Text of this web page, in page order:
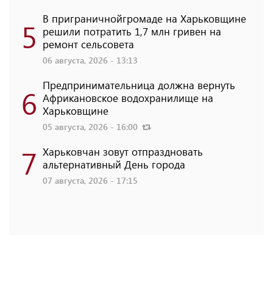
5 В приграничнойгромаде на Харьковщине
решили потратить 1,7 млн ​​гривен на
ремонт сельсовета
06 августа, 2026 - 13:13
6 Предпринимательница должна вернуть
Африкановское водохранилище на
Харьковщине
05 августа, 2026 - 16:00
7 Харьковчан зовут отпраздновать
альтернативный День города
07 августа, 2026 - 17:15